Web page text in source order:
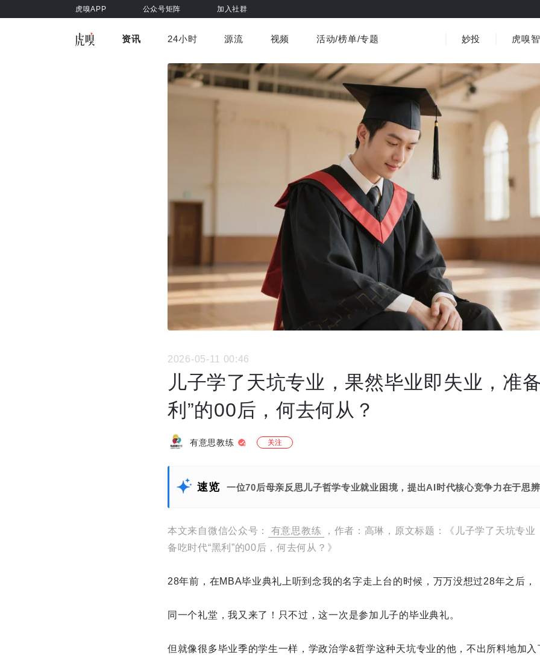
虎嗅APP 公众号矩阵 加入社群
资讯
车与出行 商业消费 社会文化 金融财经
出海
健康 书影音 医疗 3C数码
24小时 源流 视频
虎嗅视界 视频精选
活动/榜单/专题 妙投 虎嗅
2026-05-11 00:46
儿子学了天坑专业，果然毕业即失业，准
利”的00后，何去何从？
有意思教练 关注
速览 一位70后母亲反思儿子哲学专业就业困境，提出AI时代核心竞争力在于
本文来自微信公众号： 有意思教练
，作者：高琳，原文标题：《儿子学了天坑专
备吃时代“黑利”的00后，何去何从？》
28年前，在MBA毕业典礼上听到念我的名字走上台的时候，万万没想过28年之后，
同一个礼堂，我又来了！只不过，这一次是参加儿子的毕业典礼。
但就像很多毕业季的学生一样，学政治学&哲学这种天坑专业的他，不出所料地加